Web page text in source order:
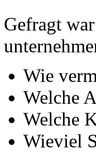
Gefragt
Wie
Welche
Welche
Wieviel